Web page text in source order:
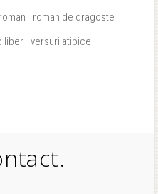
roman
roman de dragoste
liber versuri atipice